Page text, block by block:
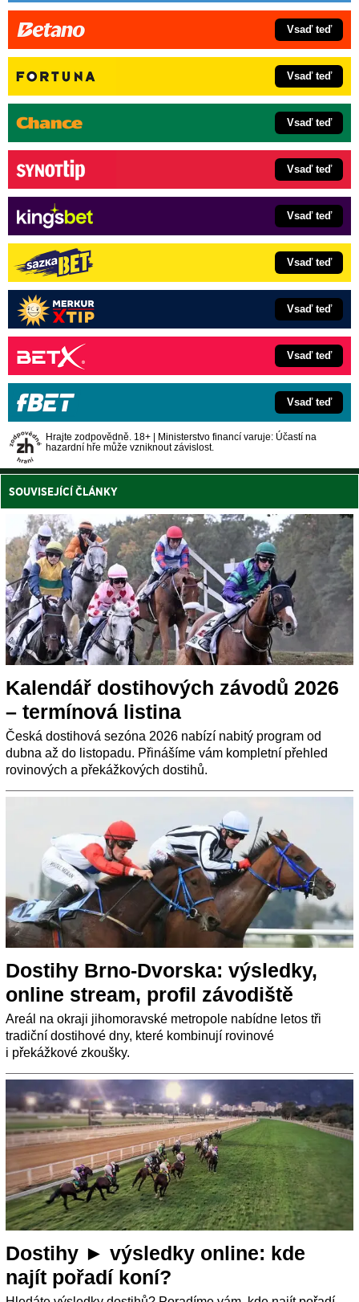
Vsaď teď
Vsaď teď
Vsaď teď
Vsaď teď
Vsaď teď
Vsaď teď
Vsaď teď
Vsaď teď
Vsaď teď
Hrajte zodpovědně. 18+ | Ministerstvo financí varuje: Účastí na
hazardní hře může vzniknout závislost.
SOUVISEJÍCÍ ČLÁNKY
Kalendář dostihových závodů 2026
– termínová listina
Česká dostihová sezóna 2026 nabízí nabitý program od
dubna až do listopadu. Přinášíme vám kompletní přehled
rovinových a překážkových dostihů.
Dostihy Brno-Dvorska: výsledky,
online stream, profil závodiště
Areál na okraji jihomoravské metropole nabídne letos tři
tradiční dostihové dny, které kombinují rovinové
i překážkové zkoušky.
Dostihy ► výsledky online: kde
najít pořadí koní?